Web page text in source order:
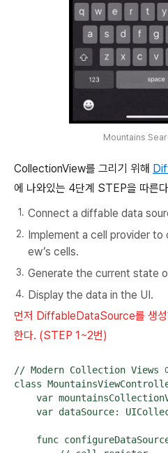
Mountains
CollectionView를 그리기 위해
에 나와있는 4단계 STEP을 따른
Connect a diffable data
Implement a cell provider
ew’s cells.
Generate the current state
Display the data in the UI.
먼저 DiffableDataSource를 생
한다. (STEP 1~2번)
// Modern Collection Views
class
var
var dataSource:
func